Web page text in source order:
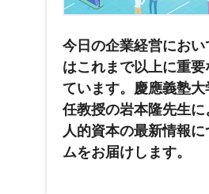
今日の企業経営にお
はこれまで以上に重要
ています。慶應義塾
任教授の岩本隆先生に
人的資本の最新情報
ムをお届けします。